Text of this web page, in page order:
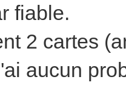
fiable.
2 cartes
aucun